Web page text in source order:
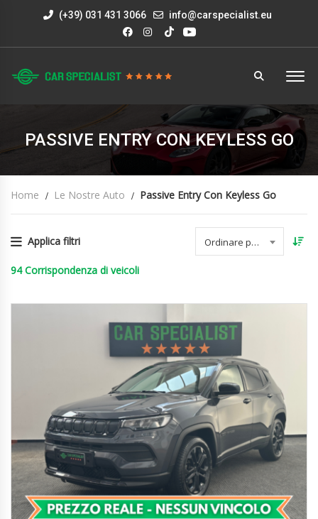
(+39) 031 431 3066 info@carspecialist.eu
PASSIVE ENTRY CON KEYLESS GO
Home Le Nostre Auto Passive Entry Con Keyless Go
Applica filtri Ordinare per data
94 Corrispondenza di veicoli